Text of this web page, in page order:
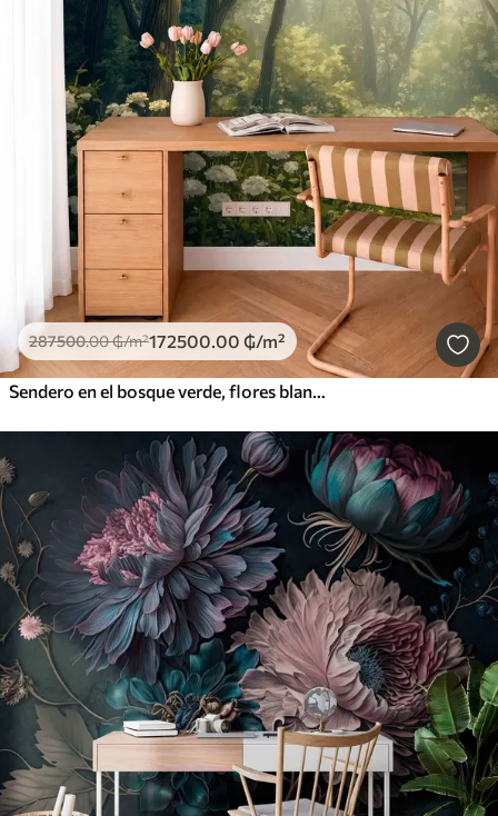
287500.00₲/m²172500.00 ₲/m²
Sendero en el bosque verde, flores blancas, luz del sol, dibujo estilo acrílico